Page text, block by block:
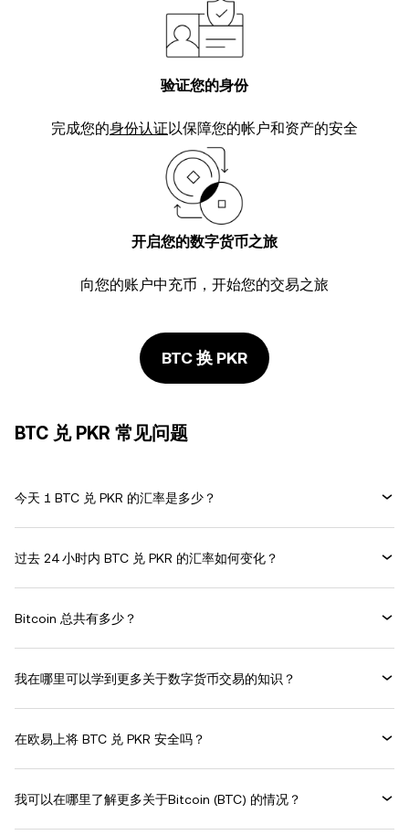
验证您的身份
完成您的身份认证以保障您的帐户和资产的安全
开启您的数字货币之旅
向您的账户中充币，开始您的交易之旅
BTC 换 PKR
BTC 兑 PKR 常见问题
今天 1 BTC 兑 PKR 的汇率是多少？
过去 24 小时内 BTC 兑 PKR 的汇率如何变化？
Bitcoin 总共有多少？
我在哪里可以学到更多关于数字货币交易的知识？
在欧易上将 BTC 兑 PKR 安全吗？
我可以在哪里了解更多关于Bitcoin (BTC) 的情况？